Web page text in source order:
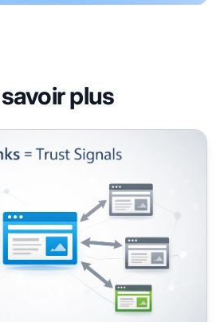
plus
pour le SEO de votre blog